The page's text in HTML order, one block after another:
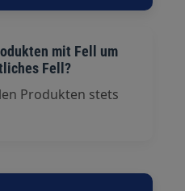
mit Fell um
Fell?
Produkten stets